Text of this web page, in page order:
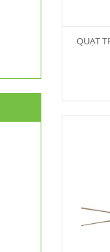
QUẠT